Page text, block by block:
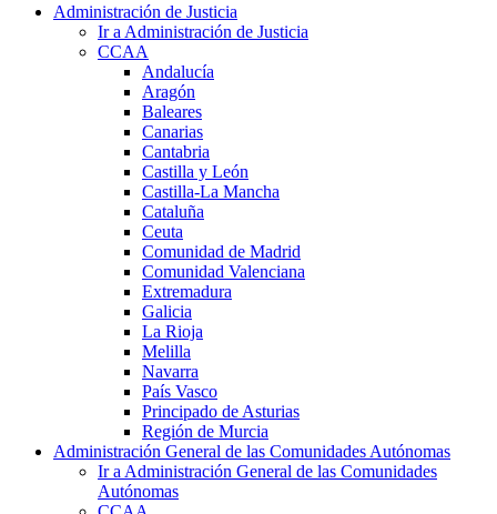
Administración de Justicia
Ir a Administración de Justicia
CCAA
Andalucía
Aragón
Baleares
Canarias
Cantabria
Castilla y León
Castilla-La Mancha
Cataluña
Ceuta
Comunidad de Madrid
Comunidad Valenciana
Extremadura
Galicia
La Rioja
Melilla
Navarra
País Vasco
Principado de Asturias
Región de Murcia
Administración General de las Comunidades Autónomas
Ir a Administración General de las Comunidades
Autónomas